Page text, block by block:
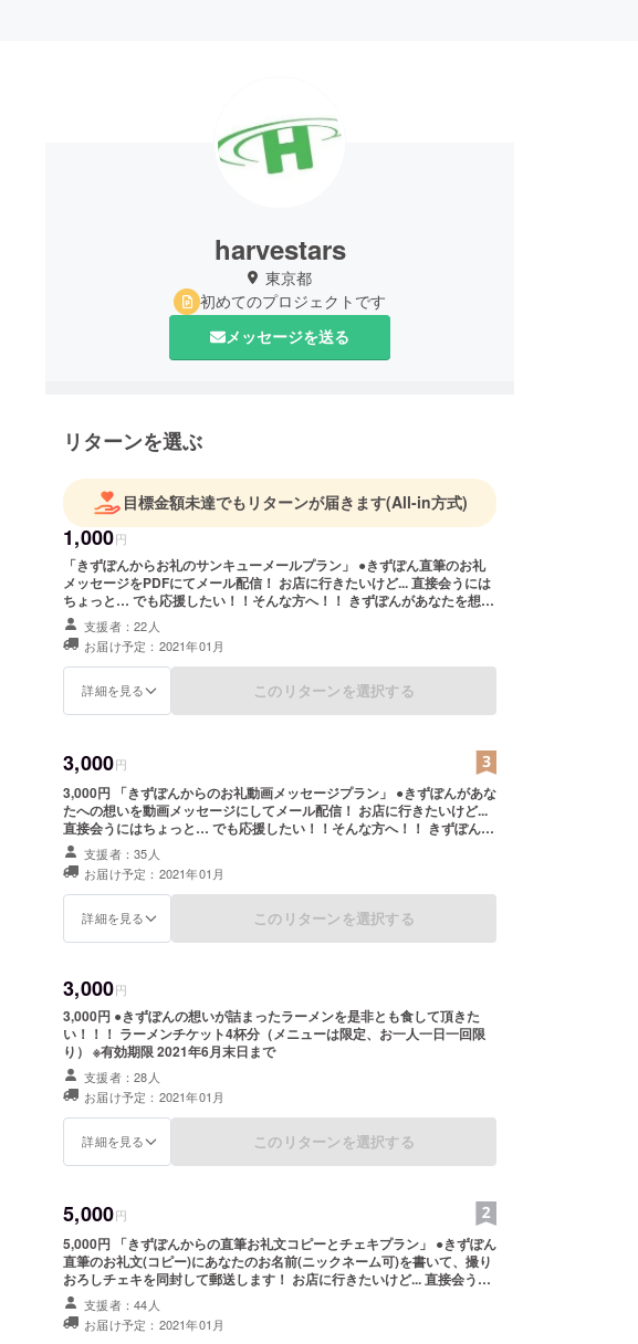
harvestars
東京都
初めてのプロジェクトです
メッセージを送る
リターンを選ぶ
目標金額未達でもリターンが届きます(All-in方式)
1,000円
「きずぽんからお礼のサンキューメールプラン」 ●きずぽん直筆のお礼
メッセージをPDFにてメール配信！ お店に行きたいけど... 直接会うには
ちょっと… でも応援したい！！そんな方へ！！ きずぽんがあなたを想い
ながら感謝の気持ちを文字に綴ります！ 応援していただけるという方！
ぜひお願いいたします♪
支援者：22人
お届け予定：2021年01月
詳細を見る このリターンを選択する
3,000円
3,000円 「きずぽんからのお礼動画メッセージプラン」 ●きずぽんがあな
たへの想いを動画メッセージにしてメール配信！ お店に行きたいけど...
直接会うにはちょっと… でも応援したい！！そんな方へ！！ きずぽんが
あなたを想いながら感謝の気持ちを撮影致します！
支援者：35人
お届け予定：2021年01月
詳細を見る このリターンを選択する
3,000円
3,000円 ●きずぽんの想いが詰まったラーメンを是非とも食して頂きた
い！！！ ラーメンチケット4杯分（メニューは限定、お一人一日一回限
り） ※有効期限 2021年6月末日まで
支援者：28人
お届け予定：2021年01月
詳細を見る このリターンを選択する
5,000円
5,000円 「きずぽんからの直筆お礼文コピーとチェキプラン」 ●きずぽん
直筆のお礼文(コピー)にあなたのお名前(ニックネーム可)を書いて、撮り
おろしチェキを同封して郵送します！ お店に行きたいけど... 直接会うに
はちょっと… でも応援したい！！そんな方へ！！ きずぽんがあなたを想
いながら感謝の気持ちを文字に綴った手紙に撮りおろしチェキを添えて
郵送します！ ※備考欄へご希望のお名前をご記載ください。10文字以
支援者：44人
お届け予定：2021年01月